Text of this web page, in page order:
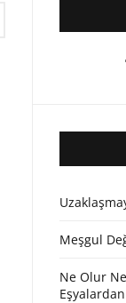
Meşgul
Ne Olur